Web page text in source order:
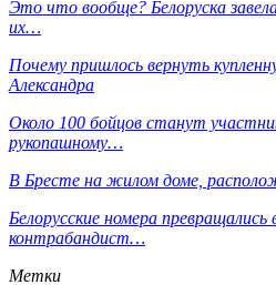
Это что вообще? Белоруска
их…
Почему пришлось вернуть
Александра
Около 100 бойцов станут
рукопашному…
В Бресте на жилом доме,
Белорусские номера превращались
контрабандист…
Метки